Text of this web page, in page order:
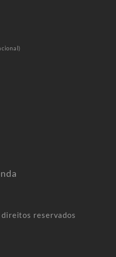
direitos reservados